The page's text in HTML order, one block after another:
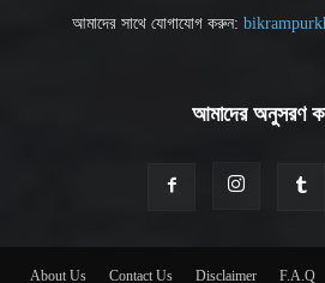
আমাদের সাথে যোগাযোগ করুন:
আমাদের অনুসরণ
About Us Contact Us Disclaimer F.A.Q